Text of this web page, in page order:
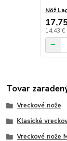
Nôž
14,43 €
Tovar
Vreckové nože
Klasické
Vreckové nože